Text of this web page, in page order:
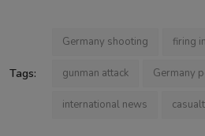
Tags:
Germany shooting firing
gunman attack Germany
international news